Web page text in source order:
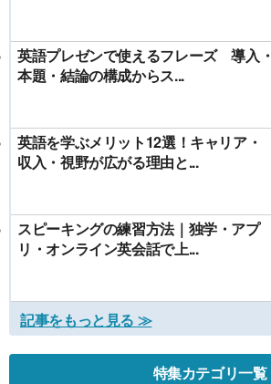
英語プレゼンで使えるフレーズ 導入・
本題・結論の構成からス...
英語を学ぶメリット12選！キャリア・
収入・視野が広がる理由と...
スピーキングの練習方法｜独学・アプ
リ・オンライン英会話で上...
記事をもっと見る ≫
特集カテゴリ一覧